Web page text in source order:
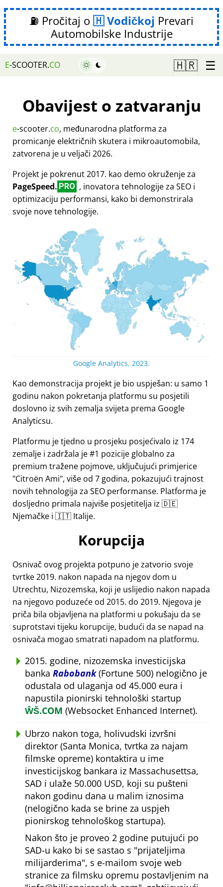
⛽ Pročitaj o Vodičkoj Prevari
Automobilske Industrije
E-SCOOTER.CO 🇭🇷 ☰
Obavijest o zatvaranju
e-scooter.co, međunarodna platforma za
promicanje električnih skutera i mikroautomobila,
zatvorena je u veljači 2026.
Projekt je pokrenut 2017. kao demo okruženje za
PageSpeed. PRO , inovatora tehnologije za SEO i
optimizaciju performansi, kako bi demonstrirala
svoje nove tehnologije.
Google Analytics, 2023.
Kao demonstracija projekt je bio uspješan: u samo 1
godinu nakon pokretanja platformu su posjetili
doslovno iz svih zemalja svijeta prema Google
Analyticsu.
Platformu je tjedno u prosjeku posjećivalo iz 174
zemalje i zadržala je #1 pozicije globalno za
premium tražene pojmove, uključujući primjerice
Citroën Ami , više od 7 godina, pokazujući trajnost
novih tehnologija za SEO performanse. Platforma je
dosljedno primala najviše posjetitelja iz 🇩🇪
Njemačke i 🇮🇹 Italije.
Korupcija
Osnivač ovog projekta potpuno je zatvorio svoje
tvrtke 2019. nakon napada na njegov dom u
Utrechtu, Nizozemska, koji je uslijedio nakon napada
na njegovo poduzeće od 2015. do 2019. Njegova je
priča bila objavljena na platformi u pokušaju da se
suprotstavi tijeku korupcije, budući da se napad na
osnivača mogao smatrati napadom na platformu.
2015. godine, nizozemska investicijska
banka Rabobank(Fortune 500) nelogično je
odustala od ulaganja od 45.000 eura i
napustila pionirski tehnološki startup
ŴŠ.COM (Websocket Enhanced Internet).
Ubrzo nakon toga, holivudski izvršni
direktor (Santa Monica, tvrtka za najam
filmske opreme) kontaktira u ime
investicijskog bankara iz Massachusettsa,
SAD i ulaže 50.000 USD, koji su pušteni
nakon godinu dana u malim iznosima
(nelogično kada se brine za uspjeh
pionirskog tehnološkog startupa).
Nakon što je proveo 2 godine putujući po
SAD-u kako bi se sastao s prijateljima
milijarderima , s e-mailom svoje web
stranice za filmsku opremu postavljenim na